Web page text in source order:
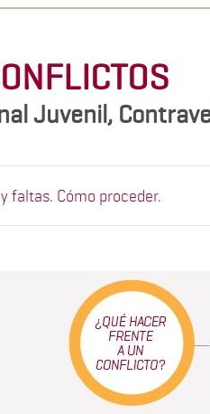
Juvenil,
faltas. Cómo proceder.